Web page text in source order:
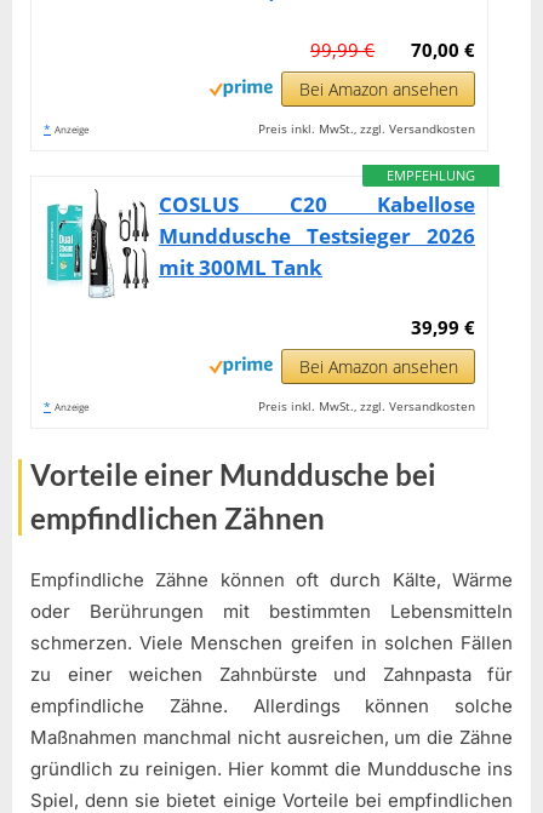
70,00 €
99,99 €
Bei Amazon ansehen
* Anzeige Preis inkl. MwSt., zzgl. Versandkosten
EMPFEHLUNG
COSLUS C20 Kabellose
Munddusche Testsieger 2026
mit 300ML Tank
39,99 €
Bei Amazon ansehen
* Anzeige Preis inkl. MwSt., zzgl. Versandkosten
Vorteile einer Munddusche bei
empfindlichen Zähnen
Empfindliche Zähne können oft durch Kälte, Wärme
oder Berührungen mit bestimmten Lebensmitteln
schmerzen. Viele Menschen greifen in solchen Fällen
zu einer weichen Zahnbürste und Zahnpasta für
empfindliche Zähne. Allerdings können solche
Maßnahmen manchmal nicht ausreichen, um die Zähne
gründlich zu reinigen. Hier kommt die Munddusche ins
Spiel, denn sie bietet einige Vorteile bei empfindlichen